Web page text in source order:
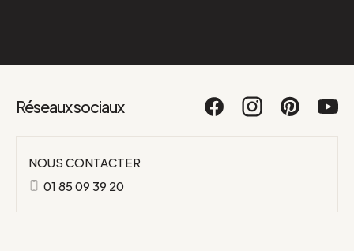
Réseaux sociaux
NOUS CONTACTER
01 85 09 39 20